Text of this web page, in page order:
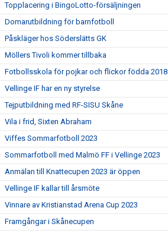
Topplacering i BingoLotto-försäljningen
Domarutbildning för barnfotboll
Påskläger hos Söderslätts GK
Möllers Tivoli kommer tillbaka
Fotbollsskola för pojkar och flickor födda 2018
Vellinge IF har en ny styrelse
Tejputbildning med RF-SISU Skåne
Vila i frid, Sixten Abraham
Viffes Sommarfotboll 2023
Sommarfotboll med Malmö FF i Vellinge 2023
Anmälan till Knattecupen 2023 är öppen
Vellinge IF kallar till årsmöte
Vinnare av Kristianstad Arena Cup 2023
Framgångar i Skånecupen